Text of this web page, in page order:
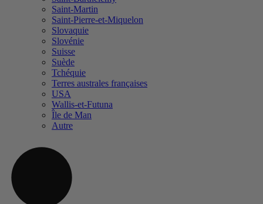
Saint-Martin
Saint-Pierre-et-Miquelon
Slovaquie
Slovénie
Suisse
Suède
Tchéquie
Terres australes françaises
USA
Wallis-et-Futuna
Île de Man
Autre